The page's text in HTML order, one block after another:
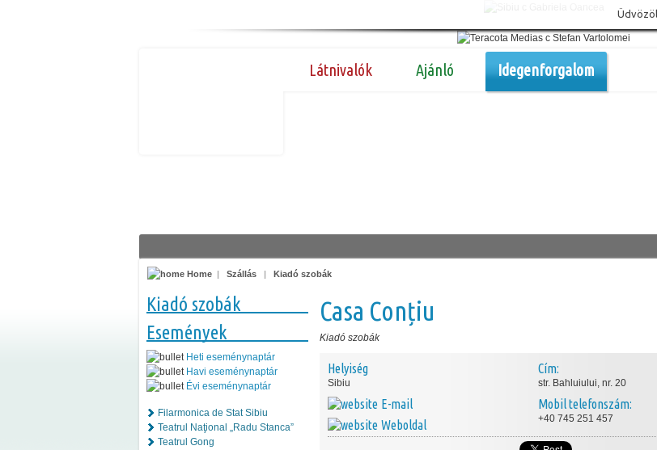
Látnivalók Ajánló Idegenforgalom
Home | Szállás | Kiadó szobák
Kiadó szobák
Események
Heti eseménynaptár
Havi eseménynaptár
Évi eseménynaptár
Filarmonica de Stat Sibiu
Teatrul Naţional „Radu Stanca”
Teatrul Gong
Casa Conțiu
Kiadó szobák
Helyiség
Sibiu
E-mail
Weboldal
Cím:
str. Bahluiului, nr. 20
Mobil telefonszám:
+40 745 251 457